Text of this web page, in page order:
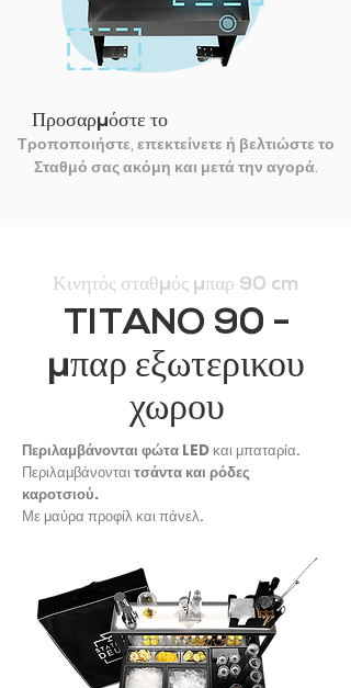
Προσαρμόστε το
Τροποποιήστε, επεκτείνετε ή βελτιώστε το
Σταθμό σας ακόμη και μετά την αγορά.
Κινητός σταθμός μπαρ 90 cm
TITANO 90 -
μπαρ εξωτερικου
χωρου
Περιλαμβάνονται φώτα LED και μπαταρία.
Περιλαμβάνονταιτσάντα και ρόδες
καροτσιού.
Με μαύρα προφίλ και πάνελ.